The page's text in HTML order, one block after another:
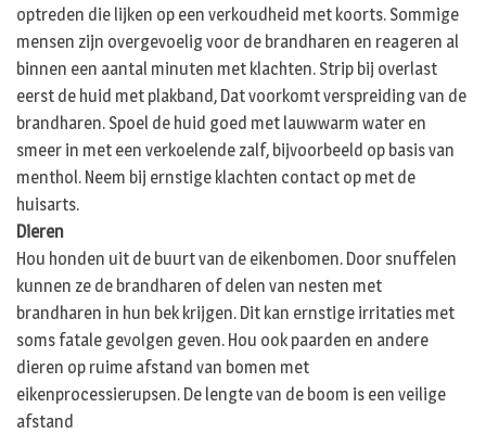
optreden die lijken op een verkoudheid met koorts. Sommige
mensen zijn overgevoelig voor de brandharen en reageren al
binnen een aantal minuten met klachten. Strip bij overlast
eerst de huid met plakband, Dat voorkomt verspreiding van de
brandharen. Spoel de huid goed met lauwwarm water en
smeer in met een verkoelende zalf, bijvoorbeeld op basis van
menthol. Neem bij ernstige klachten contact op met de
huisarts.
Dieren
Hou honden uit de buurt van de eikenbomen. Door snuffelen
kunnen ze de brandharen of delen van nesten met
brandharen in hun bek krijgen. Dit kan ernstige irritaties met
soms fatale gevolgen geven. Hou ook paarden en andere
dieren op ruime afstand van bomen met
eikenprocessierupsen. De lengte van de boom is een veilige
afstand